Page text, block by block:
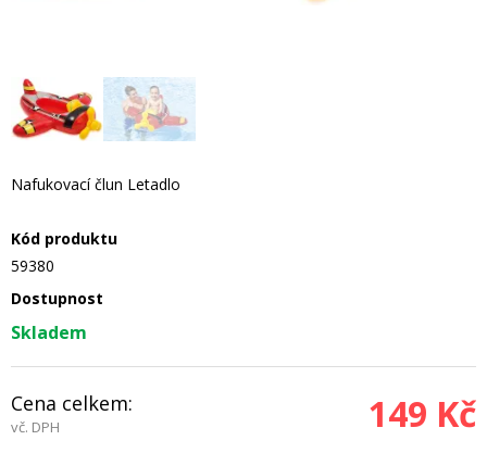
Nafukovací člun Letadlo
Kód produktu
59380
Dostupnost
Skladem
Cena celkem:
vč. DPH 149 Kč